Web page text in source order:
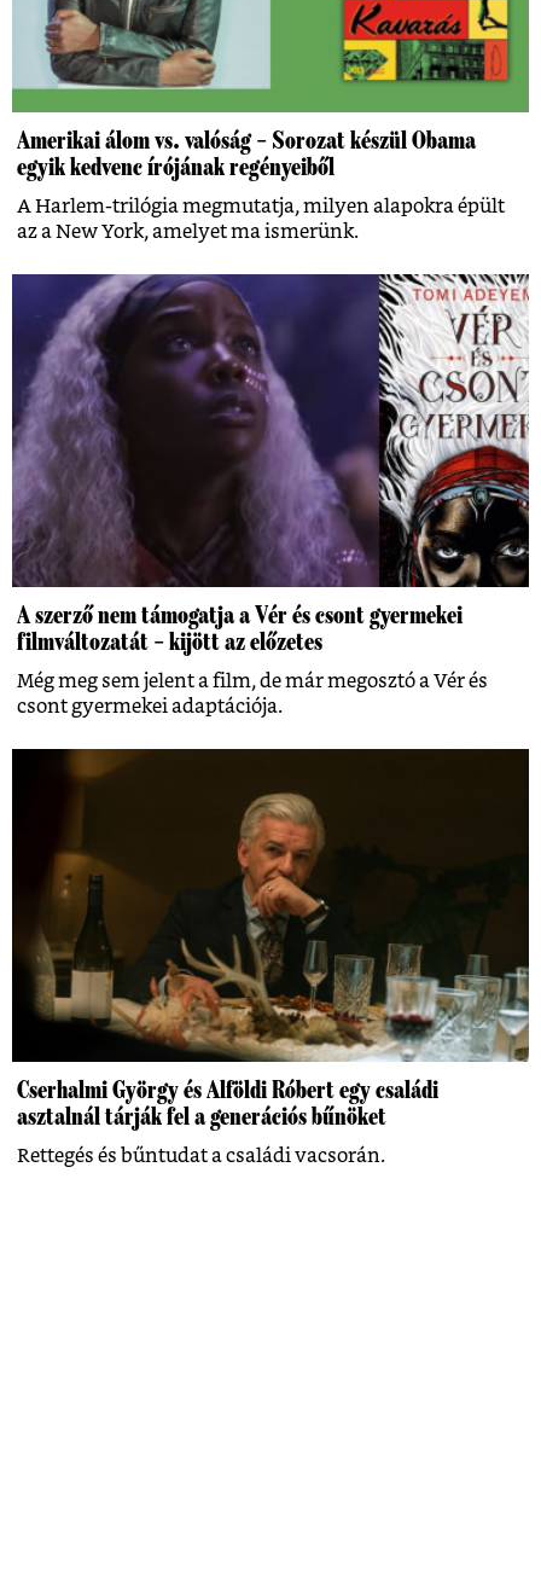
Amerikai álom vs. valóság – Sorozat készül Obama
egyik kedvenc írójának regényeiből
A Harlem-trilógia megmutatja, milyen alapokra épült
az a New York, amelyet ma ismerünk.
A szerző nem támogatja a Vér és csont gyermekei
filmváltozatát – kijött az előzetes
Még meg sem jelent a film, de már megosztó a Vér és
csont gyermekei adaptációja.
Cserhalmi György és Alföldi Róbert egy családi
asztalnál tárják fel a generációs bűnöket
Rettegés és bűntudat a családi vacsorán.